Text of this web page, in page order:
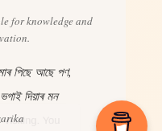
for knowledge and
পিছে আছে পণ,
দিয়াৰ মন